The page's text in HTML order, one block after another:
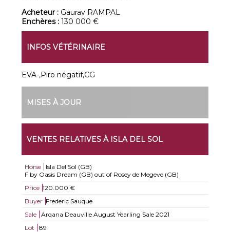
Acheteur : Gaurav RAMPAL
Enchères :130 000 €
INFOS VÉTÉRINAIRE
EVA-,Piro négatif,CG
MISES À JOUR
VENTES RELATIVES À ISLA DEL SOL
Horse
Isla Del Sol (GB)
F by Oasis Dream (GB) out of Rosey de Megeve (GB)
Price 120.000 €
Buyer Frederic Sauque
Sale
Arqana Deauville August Yearling Sale 2021
Lot
89